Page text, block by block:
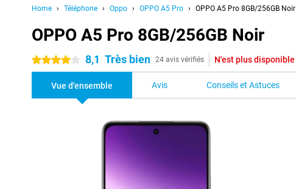
Home Téléphone Oppo OPPO A5 Pro OPPO A5 Pro 8GB/256GB Noir
OPPO A5 Pro 8GB/256GB Noir
4 étoiles 8,1 Très bien 24 avis vérifiés N'est plus disponible
Vue d'ensemble Avis Conseils et Astuces